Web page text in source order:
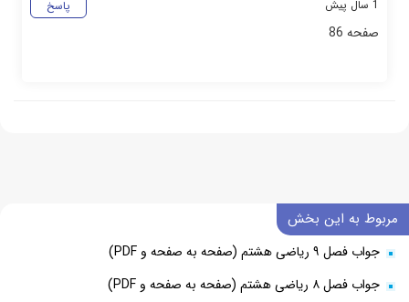
پاسخ
1 سال پیش
صفحه 86
مربوط به این بخش
جواب فصل ۹ ریاضی هشتم (صفحه به صفحه و PDF)
جواب فصل ۸ ریاضی هشتم (صفحه به صفحه و PDF)